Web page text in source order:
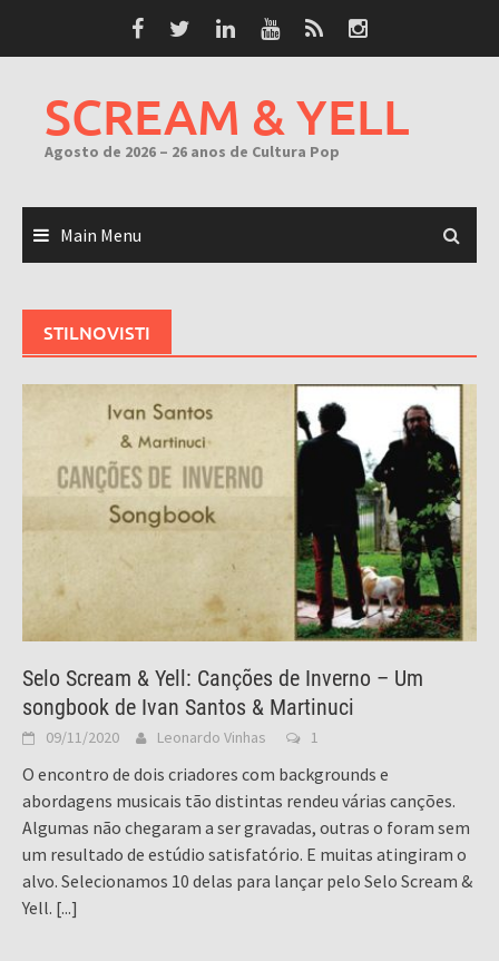
SCREAM & YELL
Agosto de 2026 – 26 anos de Cultura Pop
Main Menu
STILNOVISTI
Selo Scream & Yell: Canções de Inverno – Um
songbook de Ivan Santos & Martinuci
09/11/2020 Leonardo Vinhas 1
O encontro de dois criadores com backgrounds e
abordagens musicais tão distintas rendeu várias canções.
Algumas não chegaram a ser gravadas, outras o foram sem
um resultado de estúdio satisfatório. E muitas atingiram o
alvo. Selecionamos 10 delas para lançar pelo Selo Scream &
Yell. [...]